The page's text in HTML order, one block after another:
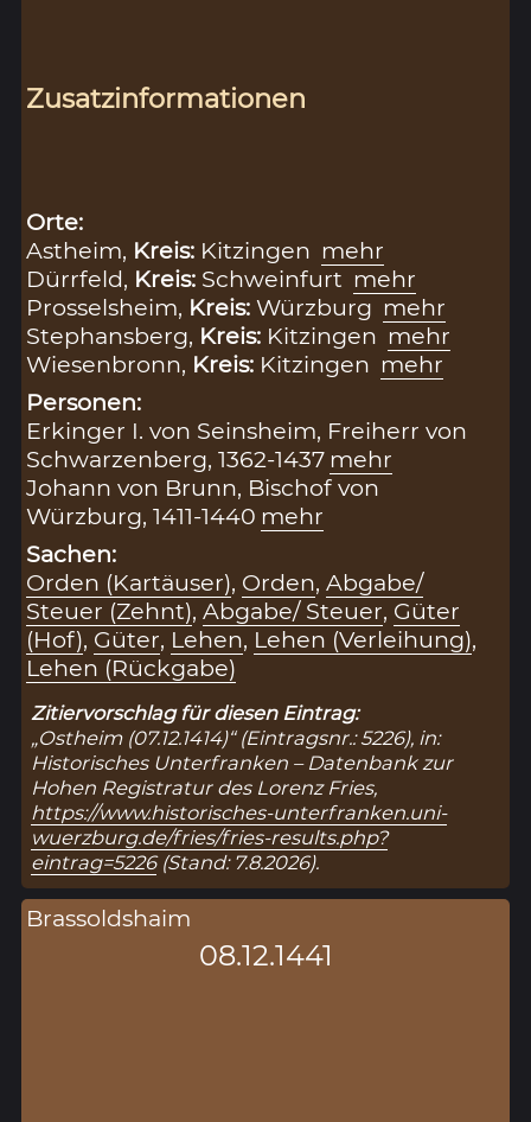
Zusatzinformationen
Orte:
Astheim, Kreis: Kitzingen mehr
Dürrfeld, Kreis: Schweinfurt mehr
Prosselsheim, Kreis:Würzburg mehr
Stephansberg, Kreis: Kitzingen mehr
Wiesenbronn, Kreis: Kitzingen mehr
Personen:
Erkinger I. von Seinsheim, Freiherr von
Schwarzenberg, 1362-1437 mehr
Johann von Brunn, Bischof von
Würzburg, 1411-1440 mehr
Sachen:
Orden (Kartäuser), Orden,Abgabe/
Steuer (Zehnt),Abgabe/ Steuer, Güter
(Hof), Güter, Lehen, Lehen (Verleihung),
Lehen (Rückgabe)
Zitiervorschlag für diesen Eintrag:
„Ostheim (07.12.1414)“ (Eintragsnr.: 5226), in:
Historisches Unterfranken – Datenbank zur
Hohen Registratur des Lorenz Fries,
https://www.historisches-unterfranken.uni-
wuerzburg.de/fries/fries-results.php?
eintrag=5226(Stand: 7.8.2026).
Brassoldshaim
08.12.1441